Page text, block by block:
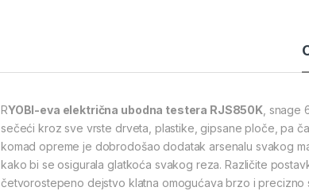
RYOBI-eva električna ubodna testera RJS850K, snage
sečeći kroz sve vrste drveta, plastike, gipsane ploče, pa
komad opreme je dobrodošao dodatak arsenalu svakog
kako bi se osigurala glatkoća svakog reza. Različite
četvorostepeno dejstvo klatna omogućava brzo i precizno